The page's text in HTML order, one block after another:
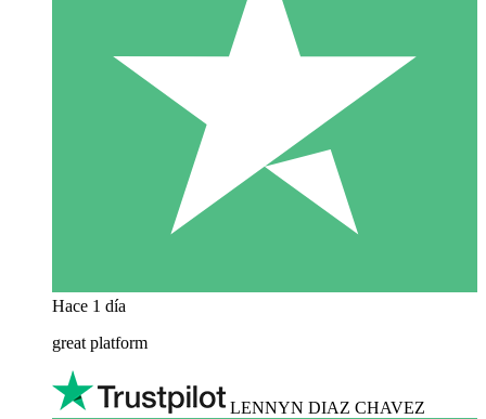
Hace 1 día
great platform
LENNYN DIAZ CHAVEZ